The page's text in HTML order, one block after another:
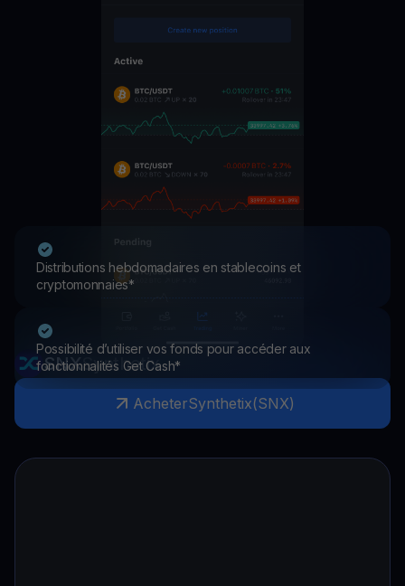
Distributions hebdomadaires en stablecoins et
cryptomonnaies*
Possibilité d’utiliser vos fonds pour accéder aux
fonctionnalités Get Cash*
SNXSynthetix
AcheterSynthetix(SNX)